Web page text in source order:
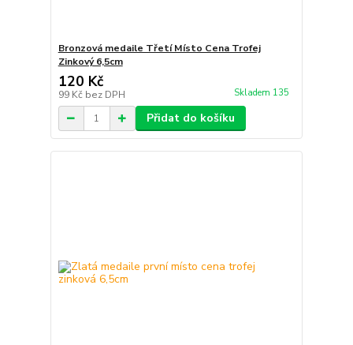
Bronzová medaile Třetí Místo Cena Trofej
Zinkový 6,5cm
120 Kč
99 Kč bez DPH Skladem 135
Přidat do košíku